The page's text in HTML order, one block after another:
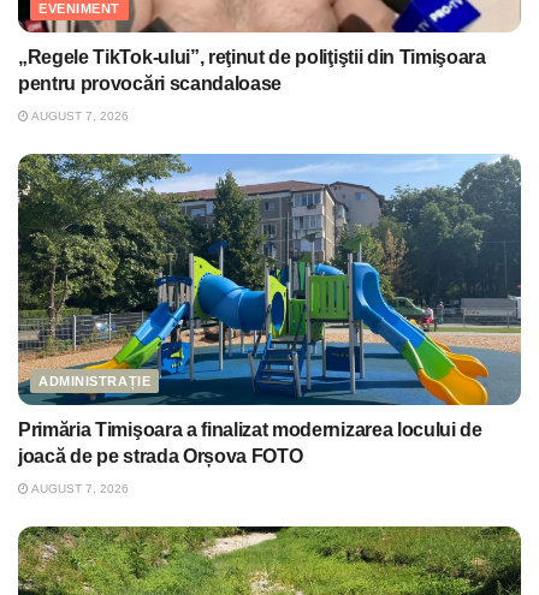
EVENIMENT
„Regele TikTok-ului”, reţinut de poliţiştii din Timişoara
pentru provocări scandaloase
AUGUST 7, 2026
ADMINISTRAȚIE
Primăria Timişoara a finalizat modernizarea locului de
joacă de pe strada Orșova FOTO
AUGUST 7, 2026